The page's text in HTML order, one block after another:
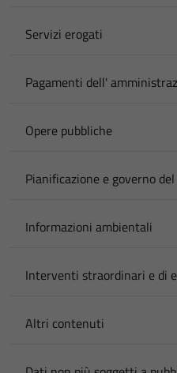
Servizi erogati
Pagamenti dell'
Opere pubbliche
Pianificazione e governo
Informazioni ambientali
Interventi straordinari e di
Altri contenuti